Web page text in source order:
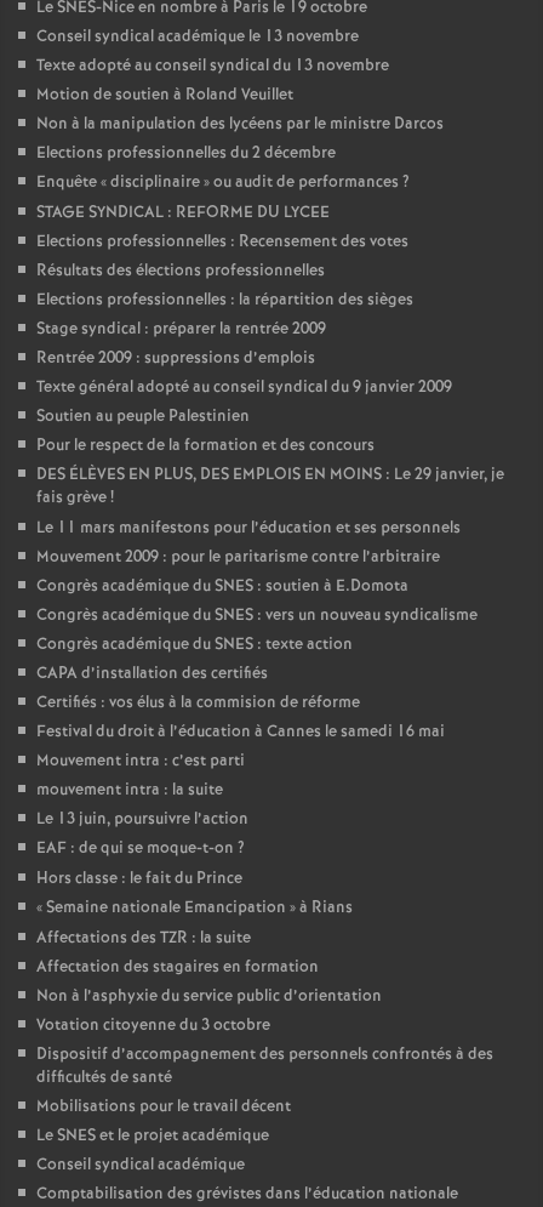
Le SNES-Nice en nombre à Paris le 19 octobre
Conseil syndical académique le 13 novembre
Texte adopté au conseil syndical du 13 novembre
Motion de soutien à Roland Veuillet
Non à la manipulation des lycéens par le ministre Darcos
Elections professionnelles du 2 décembre
Enquête «disciplinaire» ou audit de performances ?
STAGE SYNDICAL : REFORME DU LYCEE
Elections professionnelles : Recensement des votes
Résultats des élections professionnelles
Elections professionnelles : la répartition des sièges
Stage syndical : préparer la rentrée 2009
Rentrée 2009 : suppressions d’emplois
Texte général adopté au conseil syndical du 9 janvier 2009
Soutien au peuple Palestinien
Pour le respect de la formation et des concours
DES ÉLÈVES EN PLUS, DES EMPLOIS EN MOINS : Le 29 janvier, je
fais grève!
Le 11 mars manifestons pour l’éducation et ses personnels
Mouvement 2009 : pour le paritarisme contre l’arbitraire
Congrès académique du SNES : soutien à E.Domota
Congrès académique du SNES : vers un nouveau syndicalisme
Congrès académique du SNES : texte action
CAPA d’installation des certifiés
Certifiés : vos élus à la commision de réforme
Festival du droit à l’éducation à Cannes le samedi 16 mai
Mouvement intra : c’est parti
mouvement intra : la suite
Le 13 juin, poursuivre l’action
EAF : de qui se moque-t-on ?
Hors classe : le fait du Prince
«Semaine nationale Emancipation » à Rians
Affectations des TZR : la suite
Affectation des stagaires en formation
Non à l’asphyxie du service public d’orientation
Votation citoyenne du 3 octobre
Dispositif d’accompagnement des personnels confrontés à des
difficultés de santé
Mobilisations pour le travail décent
Le SNES et le projet académique
Conseil syndical académique
Comptabilisation des grévistes dans l’éducation nationale